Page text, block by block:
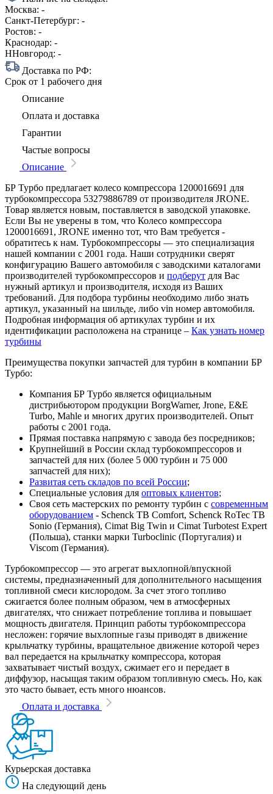
Москва: -
Санкт-Петербург: -
Ростов: -
Краснодар: -
ННовгород: -
Доставка по РФ:
Срок от 1 рабочего дня
Описание
Оплата и доставка
Гарантии
Частые вопросы
Описание
БР Турбо предлагает колесо компрессора 1200016691 для
турбокомпрессора 53279886789 от производителя JRONE.
Товар является новым, поставляется в заводской упаковке.
Если Вы не уверены в том, что Колесо компрессора
1200016691, JRONE именно тот, что Вам требуется -
обратитесь к нам. Турбокомпрессоры — это специализация
нашей компании с 2001 года. Наши сотрудники сверят
конфигурацию Вашего автомобиля с заводскими каталогами
производителей турбокомпрессоров и подберут для Вас
нужный артикул и производителя, исходя из Ваших
требований. Для подбора турбины необходимо либо знать
артикул, указанный на шильде, либо vin номер автомобиля.
Подробная информация об артикулах турбин и их
идентификации расположена на странице – Как узнать номер
турбины
Преимущества покупки запчастей для турбин в компании БР
Турбо:
Компания БР Турбо является официальным
дистрибьютором продукции BorgWarner, Jrone, E&E
Turbo, Mahle и многих других производителей. Опыт
работы с 2001 года.
Прямая поставка напрямую с завода без посредников;
Крупнейший в России склад турбокомпрессоров и
запчастей для них (более 5 000 турбин и 75 000
запчастей для них);
Развитая сеть складов по всей России;
Специальные условия для оптовых клиентов;
Своя сеть мастерских по ремонту турбин с современным
оборудованием - Schenck TB Comfort, Schenck RoTec TB
Sonio (Германия), Cimat Big Twin и Cimat Turbotest Expert
(Польша), станки марки Turboclinic (Португалия) и
Viscom (Германия).
Турбокомпрессор — это агрегат выхлопной/впускной
системы, предназначенный для дополнительного насыщения
топливной смеси кислородом. За счет этого топливо
сжигается более полным образом, чем в атмосферных
двигателях, что снижает потребление топлива и повышает
мощность двигателя. Принцип работы турбокомпрессора
несложен: горячие выхлопные газы приводят в движение
крыльчатку турбины, вращательное движение которой через
вал передается на крыльчатку компрессора, которая
захватывает чистый воздух, сжимает его и передает в
диффузор, насыщая таким образом топливную смесь. Но, как
это часто бывает, есть много нюансов.
Оплата и доставка
Курьерская доставка
На следующий день